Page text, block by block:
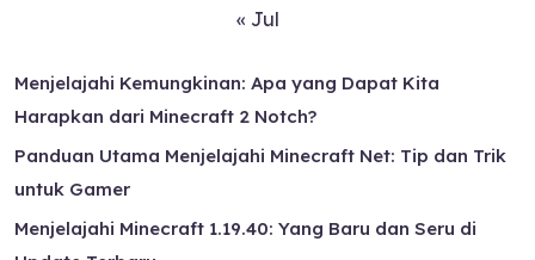
« Jul
Menjelajahi Kemungkinan: Apa yang Dapat Kita
Harapkan dari Minecraft 2 Notch?
Panduan Utama Menjelajahi Minecraft Net: Tip dan Trik
untuk Gamer
Menjelajahi Minecraft 1.19.40: Yang Baru dan Seru di